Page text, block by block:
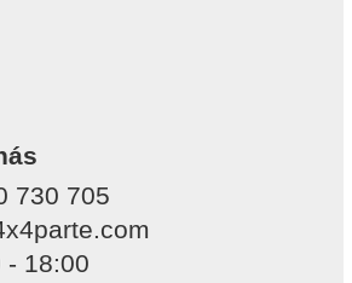
730 705
- 18:00